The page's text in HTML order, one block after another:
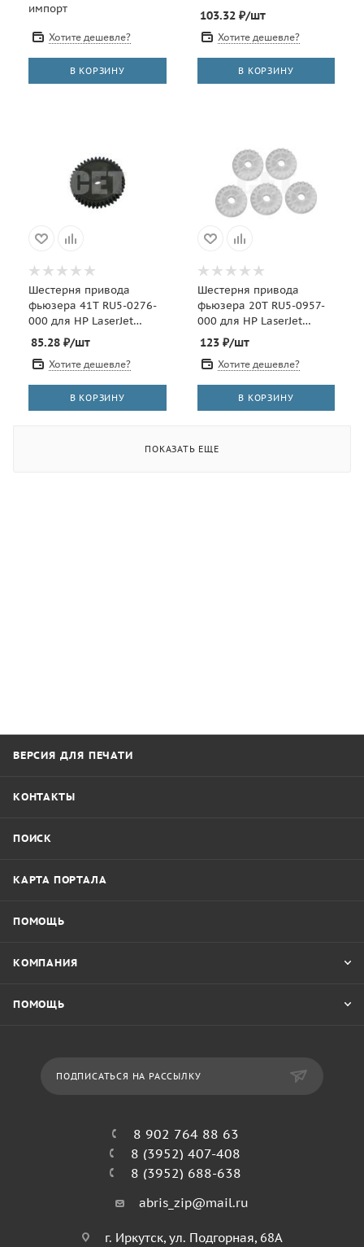
импорт
Хотите дешевле?
В КОРЗИНУ
103.32₽/шт
Хотите дешевле?
В КОРЗИНУ
Шестерня привода
фьюзера 41T RU5-0276-
000 для HP LaserJet
4250/4350 (CET), CET2641
85.28 ₽/шт
Хотите дешевле?
В КОРЗИНУ
Шестерня привода
фьюзера 20T RU5-0957-
000 для HP LaserJet
P3005/M3027/M3035
(CET), CET2423
123₽/шт
Хотите дешевле?
В КОРЗИНУ
ПОКАЗАТЬ ЕЩЕ
ВЕРСИЯ ДЛЯ ПЕЧАТИ
КОНТАКТЫ
ПОИСК
КАРТА ПОРТАЛА
ПОМОЩЬ
КОМПАНИЯ
ПОМОЩЬ
ПОДПИСАТЬСЯ НА РАССЫЛКУ
8 902 764 88 63
8 (3952) 407-408
8 (3952) 688-638
abris_zip@mail.ru
г. Иркутск, ул. Подгорная, 68А